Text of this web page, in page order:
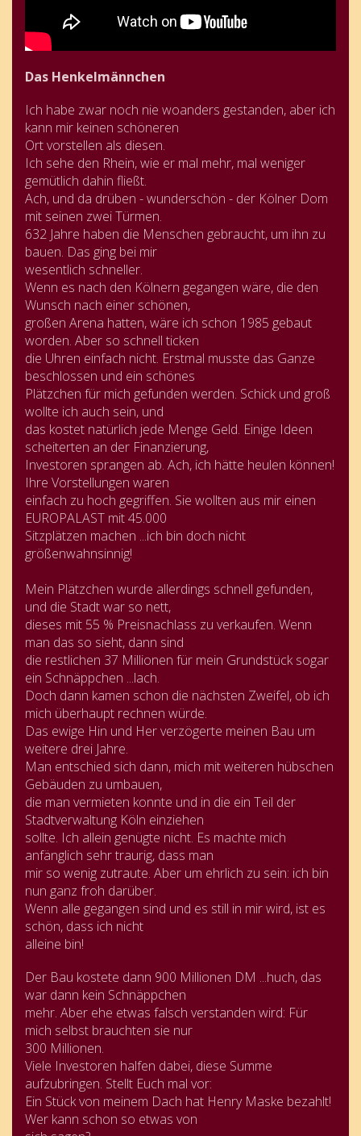
Das Henkelmännchen
Ich habe zwar noch nie woanders gestanden, aber ich
kann mir keinen schöneren
Ort vorstellen als diesen.
Ich sehe den Rhein, wie er mal mehr, mal weniger
gemütlich dahin fließt.
Ach, und da drüben - wunderschön - der Kölner Dom
mit seinen zwei Türmen.
632 Jahre haben die Menschen gebraucht, um ihn zu
bauen. Das ging bei mir
wesentlich schneller.
Wenn es nach den Kölnern gegangen wäre, die den
Wunsch nach einer schönen,
großen Arena hatten, wäre ich schon 1985 gebaut
worden. Aber so schnell ticken
die Uhren einfach nicht. Erstmal musste das Ganze
beschlossen und ein schönes
Plätzchen für mich gefunden werden. Schick und groß
wollte ich auch sein, und
das kostet natürlich jede Menge Geld. Einige Ideen
scheiterten an der Finanzierung,
Investoren sprangen ab. Ach, ich hätte heulen können!
Ihre Vorstellungen waren
einfach zu hoch gegriffen. Sie wollten aus mir einen
EUROPALAST mit 45.000
Sitzplätzen machen ...ich bin doch nicht
größenwahnsinnig!
Mein Plätzchen wurde allerdings schnell gefunden,
und die Stadt war so nett,
dieses mit 55 % Preisnachlass zu verkaufen. Wenn
man das so sieht, dann sind
die restlichen 37 Millionen für mein Grundstück sogar
ein Schnäppchen ...lach.
Doch dann kamen schon die nächsten Zweifel, ob ich
mich überhaupt rechnen würde.
Das ewige Hin und Her verzögerte meinen Bau um
weitere drei Jahre.
Man entschied sich dann, mich mit weiteren hübschen
Gebäuden zu umbauen,
die man vermieten konnte und in die ein Teil der
Stadtverwaltung Köln einziehen
sollte. Ich allein genügte nicht. Es machte mich
anfänglich sehr traurig, dass man
mir so wenig zutraute. Aber um ehrlich zu sein: ich bin
nun ganz froh darüber.
Wenn alle gegangen sind und es still in mir wird, ist es
schön, dass ich nicht
alleine bin!
Der Bau kostete dann 900 Millionen DM ...huch, das
war dann kein Schnäppchen
mehr. Aber ehe etwas falsch verstanden wird: Für
mich selbst brauchten sie nur
300 Millionen.
Viele Investoren halfen dabei, diese Summe
aufzubringen. Stellt Euch mal vor:
Ein Stück von meinem Dach hat Henry Maske bezahlt!
Wer kann schon so etwas von